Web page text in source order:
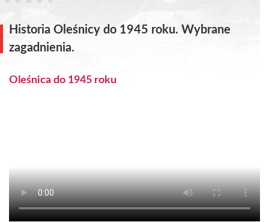
Historia Oleśnicy do 1945 roku. Wybrane
zagadnienia.
Oleśnica do 1945 roku